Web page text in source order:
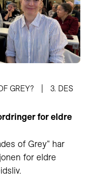
GREY?
3. DES
for eldre
of Grey" har
for eldre